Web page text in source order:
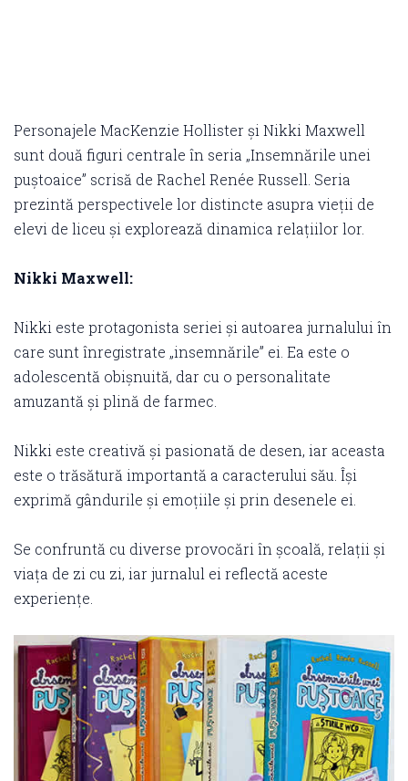
Personajele MacKenzie Hollister și Nikki Maxwell
sunt două figuri centrale în seria „Insemnările unei
puștoaice” scrisă de Rachel Renée Russell. Seria
prezintă perspectivele lor distincte asupra vieții de
elevi de liceu și explorează dinamica relațiilor lor.
Nikki Maxwell:
Nikki este protagonista seriei și autoarea jurnalului în
care sunt înregistrate „insemnările” ei. Ea este o
adolescentă obișnuită, dar cu o personalitate
amuzantă și plină de farmec.
Nikki este creativă și pasionată de desen, iar aceasta
este o trăsătură importantă a caracterului său. Își
exprimă gândurile și emoțiile și prin desenele ei.
Se confruntă cu diverse provocări în școală, relații și
viața de zi cu zi, iar jurnalul ei reflectă aceste
experiențe.